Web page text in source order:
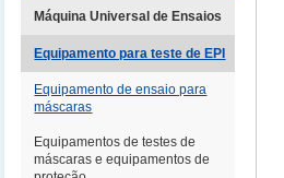
Máquina Universal de Ensaios
Equipamento para teste de EPI
Equipamento de ensaio para
máscaras
Equipamentos de testes de
máscaras e equipamentos de